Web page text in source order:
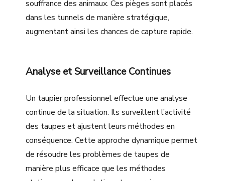
souffrance des animaux. Ces pièges sont placés
dans les tunnels de manière stratégique,
augmentant ainsi les chances de capture rapide.
Analyse et Surveillance Continues
Un taupier professionnel effectue une analyse
continue de la situation. Ils surveillent l’activité
des taupes et ajustent leurs méthodes en
conséquence. Cette approche dynamique permet
de résoudre les problèmes de taupes de
manière plus efficace que les méthodes